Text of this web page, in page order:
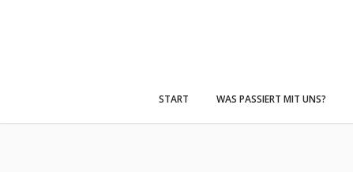
START WAS PASSIERT MIT UNS?